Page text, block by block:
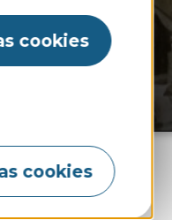
cookies
cookies
y